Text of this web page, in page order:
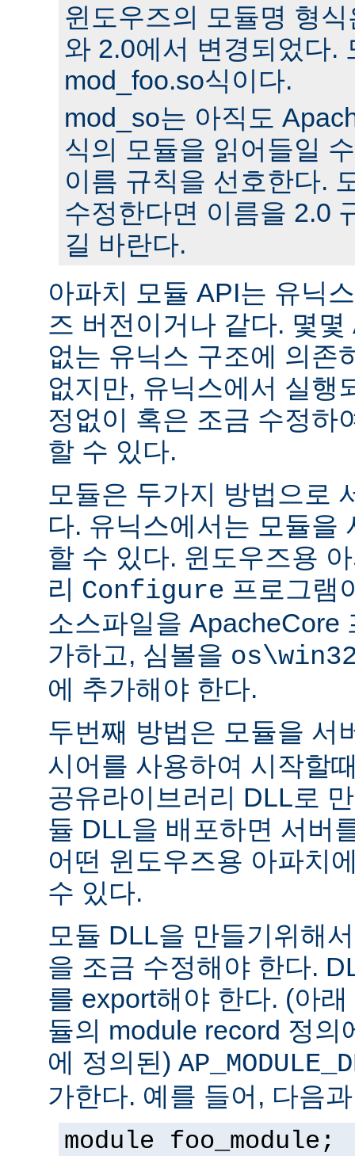
윈도우즈의 모듈명 형
와 2.0에서 변경되었다.
mod_foo.so식이다.
mod_so는 아직도
식의 모듈을 읽어들일
이름 규칙을 선호한다.
수정한다면 이름을 2.0
길 바란다.
아파치 모듈 API는 유닉
즈 버전이거나 같다. 몇
없는 유닉스 구조에 의존
없지만, 유닉스에서 실행
정없이 혹은 조금 수정하
할 수 있다.
모듈은 두가지 방법으로
다. 유닉스에서는 모듈을
할 수 있다. 윈도우즈용
리 Configure 프로그램
소스파일을 ApacheCore
가하고, 심볼을
에 추가해야 한다.
두번째 방법은 모듈을 서
시어를 사용하여 시작할
공유라이브러리 DLL로
듈 DLL을 배포하면 서버
어떤 윈도우즈용 아파치
수 있다.
모듈 DLL을 만들기위해
을 조금 수정해야 한다.
를 export해야 한다. (아
듈의 module record 정의
에 정의된)
가한다. 예를 들어, 다음
module foo_module;